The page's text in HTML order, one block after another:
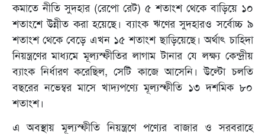
কমাতে নীতি সুদহার (রেপো রেট) ৫ শতাংশ থেকে বাড়িয়ে ১০
শতাংশে উন্নীত করা হয়েছে। ব্যাংক ঋণের সুদহারও সর্বোচ্চ ৯
শতাংশ থেকে বেড়ে এখন ১৫ শতাংশ ছাড়িয়েছে। অর্থাৎ চাহিদা
নিয়ন্ত্রণের মাধ্যমে মূল্যস্ফীতির লাগাম টানার যে লক্ষ্য কেন্দ্রীয়
ব্যাংক নির্ধারণ করেছিল, সেটি কাজে আসেনি। উল্টো চলতি
বছরের নভেম্বর মাসে খাদ্যপণ্যে মূল্যস্ফীতি ১৩ দশমিক ৮০
শতাংশ।
এ অবস্থায় মূল্যস্ফীতি নিয়ন্ত্রণে পণ্যের বাজার ও সরবরাহে